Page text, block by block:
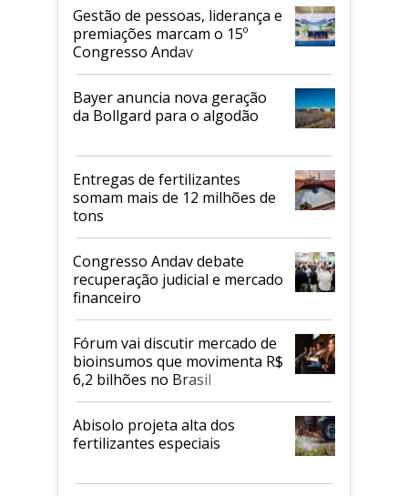
Gestão de pessoas, liderança e
premiações marcam o 15º
Congresso Andav
Bayer anuncia nova geração
da Bollgard para o algodão
Entregas de fertilizantes
somam mais de 12 milhões de
tons
Congresso Andav debate
recuperação judicial e mercado
financeiro
Fórum vai discutir mercado de
bioinsumos que movimenta R$
6,2 bilhões no Brasil
Abisolo projeta alta dos
fertilizantes especiais